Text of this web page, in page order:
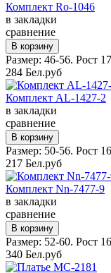
Комплект Ro-1046
в закладки
сравнение
Размер: 46-56. Рост
284 Бел.руб
Комплект AL-1427-2
в закладки
сравнение
Размер: 50-56. Рост
217 Бел.руб
Комплект Nn-7477-9
в закладки
сравнение
Размер: 52-60. Рост
340 Бел.руб